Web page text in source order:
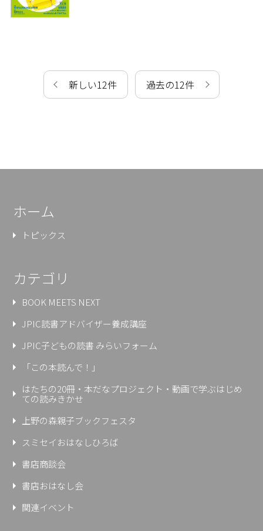
新しい12件 過去の12件
ホーム
トピックス
カテゴリ
BOOK MEETS NEXT
JPIC読書アドバイザー養成講座
JPIC子どもの読書 みらいフォーム
「この本読んで！」
はたちの20冊・本だなプロジェクト・動画で学ぶはじめ
ての読みきかせ
上野の森親⼦ブックフェスタ
スミセイおはなしひろば
書店商談会
書店おはなし会
関連イベント